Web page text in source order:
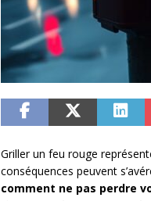
Griller un feu rouge
conséquences peuvent
comment ne pas perdre